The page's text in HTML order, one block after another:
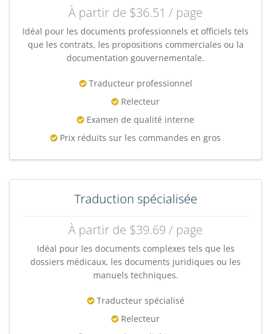
À partir de $36.51 / page
Idéal pour les documents professionnels et officiels tels
que les contrats, les propositions commerciales ou la
documentation gouvernementale.
Traducteur professionnel
Relecteur
Examen de qualité interne
Prix réduits sur les commandes en gros
Traduction spécialisée
À partir de $39.69 / page
Idéal pour les documents complexes tels que les
dossiers médicaux, les documents juridiques ou les
manuels techniques.
Traducteur spécialisé
Relecteur